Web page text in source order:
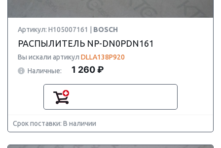
Артикул: H105007161 | BOSCH
РАСПЫЛИТЕЛЬ NP-DN0PDN161
Вы искали артикул DLLA138P920
Наличные:
1 260 ₽
Срок поставки: В наличии